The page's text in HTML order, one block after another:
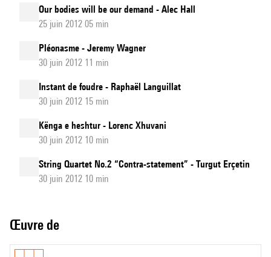
Our bodies will be our demand - Alec Hall
25 juin 2012 05 min
Pléonasme - Jeremy Wagner
30 juin 2012 11 min
Instant de foudre - Raphaël Languillat
30 juin 2012 15 min
Kënga e heshtur - Lorenc Xhuvani
30 juin 2012 10 min
String Quartet No.2 “Contra-statement” - Turgut Erçetin
30 juin 2012 10 min
Œuvre de